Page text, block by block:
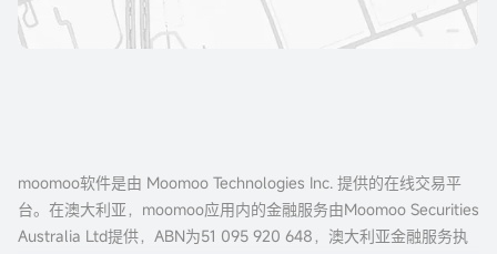
moomoo软件是由 Moomoo Technologies Inc. 提供的在线交易平
台。在澳大利亚，moomoo应用内的金融服务由Moomoo Securities
Australia Ltd提供，ABN为51 095 920 648，澳大利亚金融服务执